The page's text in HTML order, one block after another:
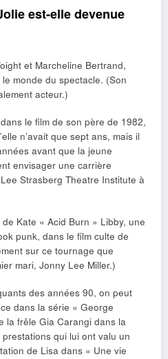
est-elle devenue
et Marcheline Bertrand,
monde du spectacle. (Son
acteur.)
le film de son père de 1982,
n’avait que sept ans, mais il
avant que la jeune
envisager une carrière
Strasberg Theatre Institute à
Kate « Acid Burn » Libby, une
punk, dans le film culte de
sur ce tournage que
mari, Jonny Lee Miller.)
des années 90, on peut
dans la série « George
la frêle Gia Carangi dans la
qui lui ont valu un
de Lisa dans « Une vie